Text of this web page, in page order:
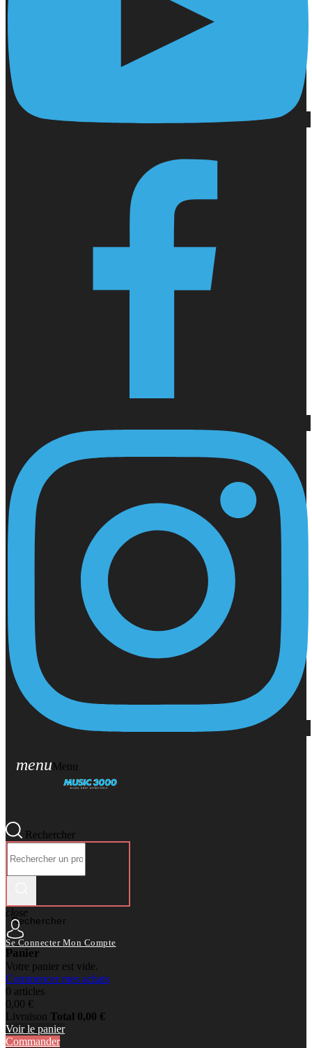
menuMenu
Rechercher
Rechercher
close
Se Connecter Mon Compte
Panier
Votre panier est vide.
Commencer mes achats
0 articles
0,00 €
Livraison Total 0,00 €
Voir le panier
Commander